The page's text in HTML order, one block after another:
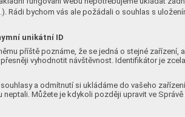
Rádi bychom vás ale požádali o souhlas s
unikátní ID
příště poznáme, že se jedná o stejné zařízení,
vyhodnotit návštěvnost. Identifikátor je
a odmítnutí si ukládáme do vašeho
neptali. Můžete je kdykoli později upravit ve
komunitní prostor?
dětí a mládeže, zapojena do procesu navrhování a utváření?
do procesu mapování sousedství?
"žebřík" zapojení dětí